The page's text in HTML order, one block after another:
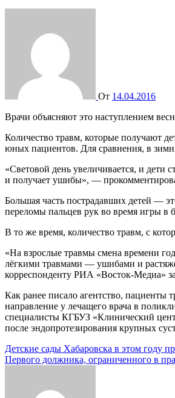
От 14.04.2016
Врачи объясняют это наступлением
Количество травм, которые получают дети на улице, в дальневосточной столице выросло в полтора раза, в сравнении с зимой. Врачи детского травмпункта теперь ежедневно принимают до 85
юных пациентов. Для сравнения, в
«Световой день увеличивается, и дети
и получает ушибы», —
Большая часть пострадавших детей —
переломы пальцев рук во время игры в
В то же время, количество травм, с
«На взрослые травмы смена времени
лёгкими травмами — ушибами и
корреспонденту РИА «Восток-Медиа»
Как ранее писало агентство, пациенты
направление у лечащего врача в
специалисты КГБУЗ «Клинический
после эндопротезирования крупных
Навигация
по
Детские сады Хабаровска в этом году
Первого должника, ограниченного в